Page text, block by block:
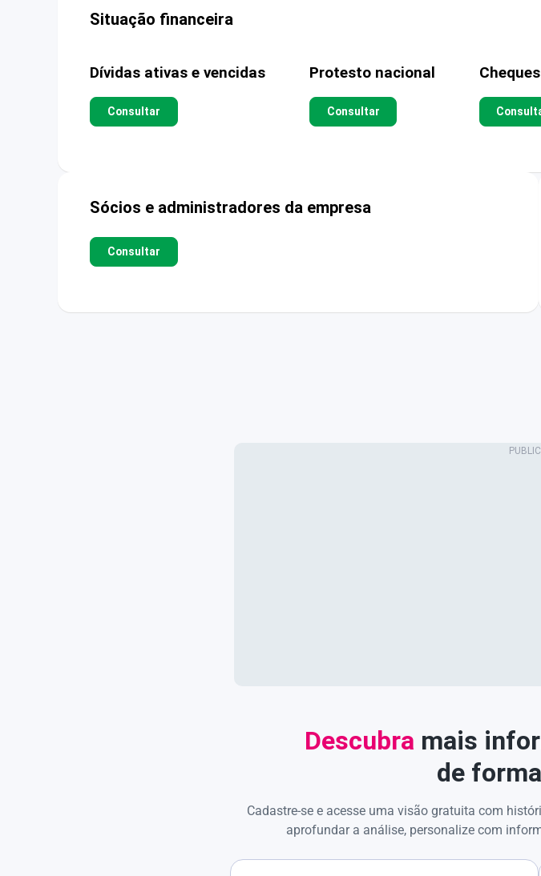
Situação financeira
Dívidas ativas e vencidas
Consultar
Protesto nacional
Consultar
Sócios e administradores da empresa
Consultar
Descubra mais
de
Cadastre-se e acesse uma visão gratuita com
aprofundar a análise, personalize com